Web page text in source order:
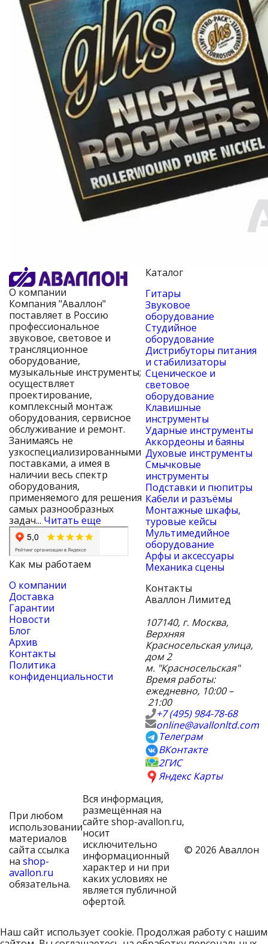
О компании
Компания "Аваллон"
поставляет в Россию
профессиональное
звуковое, световое и
трансляционное
оборудование,
музыкальные инструменты;
осуществляет
проектирование,
комплексный монтаж
оборудования, сервисное
обслуживание и ремонт.
Занимаясь не
узкоспециализированными
поставками, а имея в
наличии весь спектр
оборудования,
применяемого для решения
самых разнообразных
задач... Читать еще
Как мы работаем
О компании
Доставка
Гарантии
Новости
Блог
Архив
Контакты
Политика
конфиденциальности
Каталог
Гитары
Звуковое
оборудование
Студийное
оборудование
Дистрибуторы питания
и стабилизаторы
Сценическое и
световое
оборудование
Клавишные
инструменты
Ударные инструменты
Аккордеоны и баяны
Духовые инструменты
Смычковые
инструменты
Подставки и пюпитры
Кабели и разъёмы
Монтажные шкафы,
туровые кейсы
Мультимедийное
оборудование
Арфы и аксессуары
Механика сцены
Контакты
Аваллон Лимитед
107140, г. Москва,
Верхняя
Красносельская улица,
дом 2
м. "Красносельская"
Время работы:
ежедневно, 10:00 –
21:00
+7 (495) 984-78-68
online@avallonltd.com
Телеграм
ВКонтакте
2ГИС
Яндекс Карты
При любом
использовании
материалов
сайта ссылка
на shop-
avallon.ru
обязательна.
Вся информация,
размещённая на
сайте shop-avallon.ru,
носит
исключительно
информационный
характер и ни при
каких условиях не
является публичной
офертой.
© 2026 Аваллон
Наш сайт использует cookie. Продолжая работу с нашим